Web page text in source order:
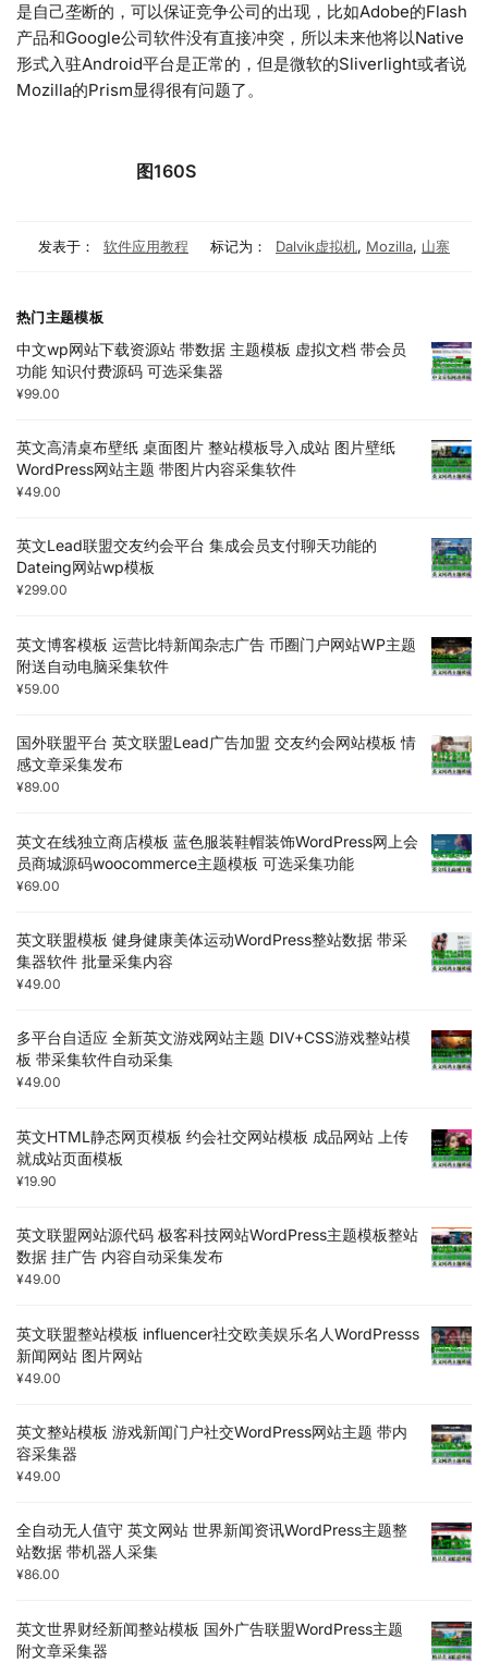
是自己垄断的，可以保证竞争公司的出现，比如Adobe的Flash
产品和Google公司软件没有直接冲突，所以未来他将以Native
形式入驻Android平台是正常的，但是微软的Sliverlight或者说
Mozilla的Prism显得很有问题了。
图160S
发表于： 软件应用教程 标记为： Dalvik虚拟机, Mozilla, 山寨
热门主题模板
中文wp网站下载资源站 带数据 主题模板 虚拟文档 带会员
功能 知识付费源码 可选采集器
¥99.00
英文高清桌布壁纸 桌面图片 整站模板导入成站 图片壁纸
WordPress网站主题 带图片内容采集软件
¥49.00
英文Lead联盟交友约会平台 集成会员支付聊天功能的
Dateing网站wp模板
¥299.00
英文博客模板 运营比特新闻杂志广告 币圈门户网站WP主题
附送自动电脑采集软件
¥59.00
国外联盟平台 英文联盟Lead广告加盟 交友约会网站模板 情
感文章采集发布
¥89.00
英文在线独立商店模板 蓝色服装鞋帽装饰WordPress网上会
员商城源码woocommerce主题模板 可选采集功能
¥69.00
英文联盟模板 健身健康美体运动WordPress整站数据 带采
集器软件 批量采集内容
¥49.00
多平台自适应 全新英文游戏网站主题 DIV+CSS游戏整站模
板 带采集软件自动采集
¥49.00
英文HTML静态网页模板 约会社交网站模板 成品网站 上传
就成站页面模板
¥19.90
英文联盟网站源代码 极客科技网站WordPress主题模板整站
数据 挂广告 内容自动采集发布
¥49.00
英文联盟整站模板 influencer社交欧美娱乐名人WordPresss
新闻网站 图片网站
¥49.00
英文整站模板 游戏新闻门户社交WordPress网站主题 带内
容采集器
¥49.00
全自动无人值守 英文网站 世界新闻资讯WordPress主题整
站数据 带机器人采集
¥86.00
英文世界财经新闻整站模板 国外广告联盟WordPress主题
附文章采集器